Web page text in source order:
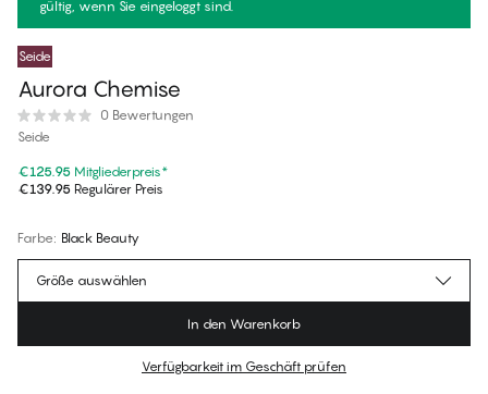
gültig, wenn Sie eingeloggt sind.
Seide
Aurora Chemise
0 Bewertungen
Seide
€125.95 Mitgliederpreis*
€139.95 Regulärer Preis
Farbe: Black Beauty
Für diesen Artikel gibt es keine empfohlene Größe
Größe auswählen
In den Warenkorb
Verfügbarkeit im Geschäft prüfen